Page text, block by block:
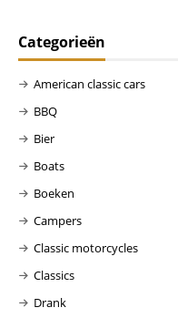
Categorieën
American classic cars
BBQ
Bier
Boats
Boeken
Campers
Classic motorcycles
Classics
Drank